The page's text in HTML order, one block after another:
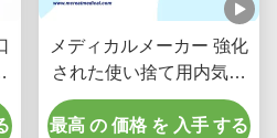
メディカルメーカー 強化
された使い捨て用内気管
DEHPフリー
最高 の 価格 を 入手 する